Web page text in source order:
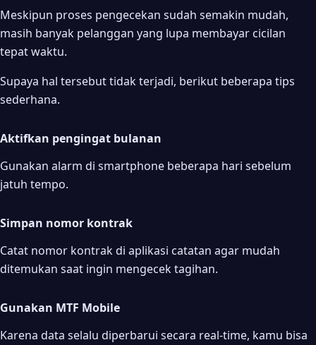
Meskipun proses pengecekan sudah semakin mudah,
masih banyak pelanggan yang lupa membayar cicilan
tepat waktu.
Supaya hal tersebut tidak terjadi, berikut beberapa tips
sederhana.
Aktifkan pengingat bulanan
Gunakan alarm di smartphone beberapa hari sebelum
jatuh tempo.
Simpan nomor kontrak
Catat nomor kontrak di aplikasi catatan agar mudah
ditemukan saat ingin mengecek tagihan.
Gunakan MTF Mobile
Karena data selalu diperbarui secara real-time, kamu bisa